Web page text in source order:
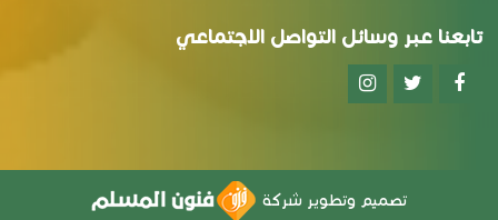
تابعنا عبر وسائل التواصل الاجتماعي
تصميم وتطوير شركة